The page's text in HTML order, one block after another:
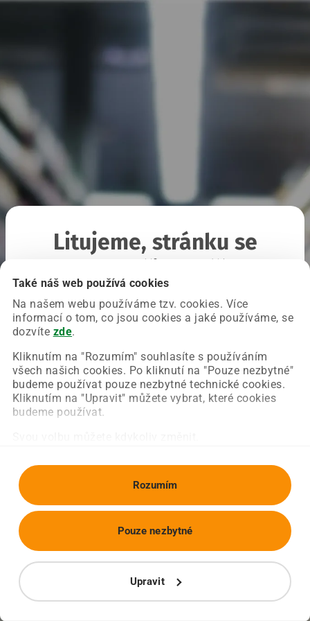
Také náš web používá cookies
Na našem webu používáme tzv. cookies. Více
informací o tom, co jsou cookies a jaké používáme, se
dozvíte zde.
Kliknutím na "Rozumím" souhlasíte s používáním
všech našich cookies. Po kliknutí na "Pouze nezbytné"
budeme používat pouze nezbytné technické cookies.
Kliknutím na "Upravit" můžete vybrat, které cookies
budeme používat.
Rozumím
Upravit
Pouze nezbytné
Litujeme, stránku se
Chyba nastala na naší straně a už ji opravujeme.
Zkuste prosím znovu načíst požadovanou stránku.
Obnovit stránku Úvodní strana